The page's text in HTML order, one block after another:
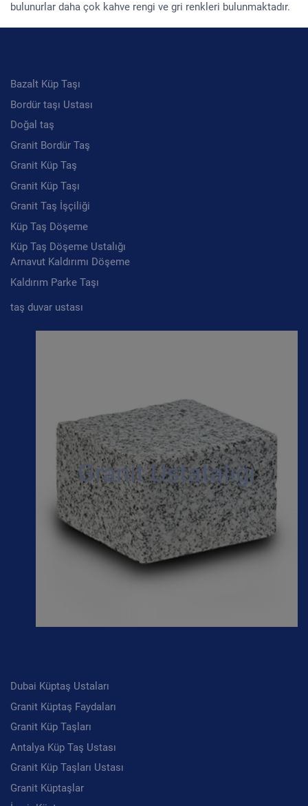
bulunurlar daha çok kahve rengi ve gri renkleri bulunmaktadır.
Bazalt Küp Taşı
Bordür taşı Ustası
Doğal taş
Granit Bordür Taş
Granit Küp Taş
Granit Küp Taşı
Granit Taş İşçiliği
Küp Taş Döşeme
Küp Taş Döşeme Ustalığı
Arnavut Kaldırımı Döşeme
Kaldırım Parke Taşı
taş duvar ustası
Granit Ustatalığı
Dubai Küptaş Ustaları
Granit Küptaş Faydaları
Granit Küp Taşları
Antalya Küp Taş Ustası
Granit Küp Taşları Ustası
Granit Küptaşlar